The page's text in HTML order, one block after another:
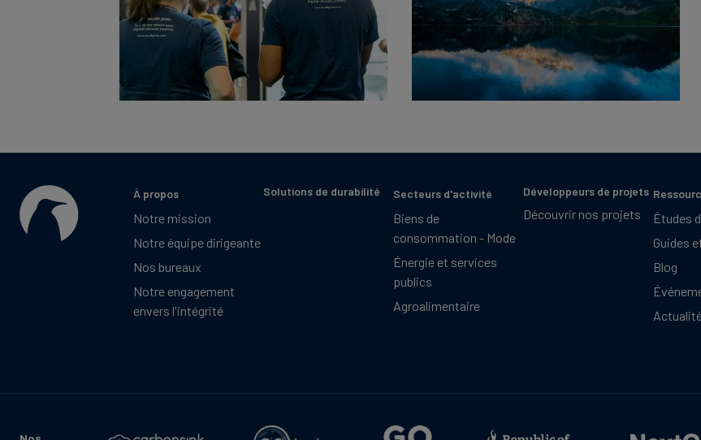
À propos
Notre mission
Notre équipe dirigeante
Nos bureaux
Notre engagement
envers l'intégrité
Solutions de durabilité Secteurs d'activité
Biens de
consommation - Mode
Énergie et services
publics
Agroalimentaire
Développeurs de projets
Découvrir nos projets
Études
Guides
Blog